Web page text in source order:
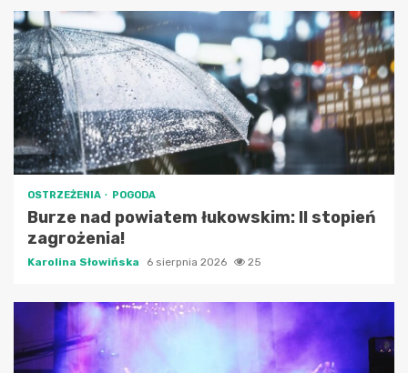
OSTRZEŻENIA POGODA
Burze nad powiatem łukowskim: II stopień
zagrożenia!
Karolina Słowińska 6 sierpnia 2026 25